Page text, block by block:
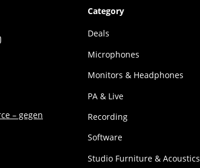
Category
Deals
Microphones
Monitors & Headphones
PA & Live
Recording
Software
Studio Furniture & Acoustics